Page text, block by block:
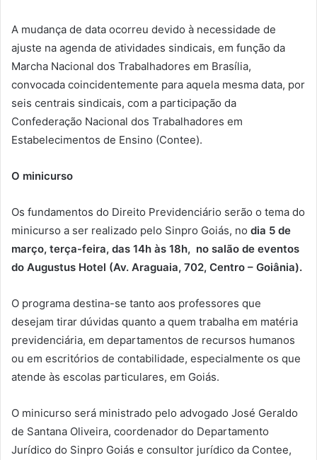
A mudança de data ocorreu devido à necessidade de
ajuste na agenda de atividades sindicais, em função da
Marcha Nacional dos Trabalhadores em Brasília,
convocada coincidentemente para aquela mesma data, por
seis centrais sindicais, com a participação da
Confederação Nacional dos Trabalhadores em
Estabelecimentos de Ensino (Contee).
O minicurso
Os fundamentos do Direito Previdenciário serão o tema do
minicurso a ser realizado pelo Sinpro Goiás, no dia 5 de
março, terça-feira, das 14h às 18h, no salão de eventos
do Augustus Hotel (Av. Araguaia, 702, Centro – Goiânia).
O programa destina-se tanto aos professores que
desejam tirar dúvidas quanto a quem trabalha em matéria
previdenciária, em departamentos de recursos humanos
ou em escritórios de contabilidade, especialmente os que
atende às escolas particulares, em Goiás.
O minicurso será ministrado pelo advogado José Geraldo
de Santana Oliveira, coordenador do Departamento
Jurídico do Sinpro Goiás e consultor jurídico da Contee,